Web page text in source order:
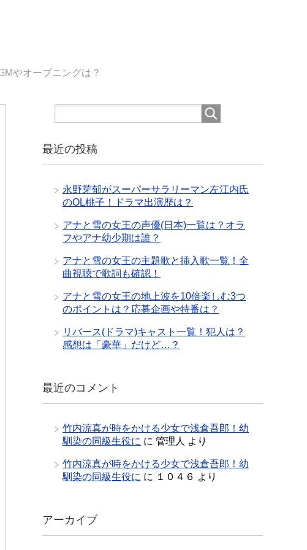
やオープニングは？
最近の投稿
永野芽郁がスーパーサラリーマン左江内氏
のOL桃子！ドラマ出演歴は？
アナと雪の女王の声優(日本)一覧は？オラ
フやアナ幼少期は誰？
アナと雪の女王の主題歌と挿入歌一覧！全
曲視聴で歌詞も確認！
アナと雪の女王の地上波を10倍楽しむ3つ
のポイントは？応募企画や特番は？
リバース(ドラマ)キャスト一覧！犯人は？
感想は「豪華」だけど…？
最近のコメント
竹内涼真が時をかける少女で浅倉吾郎！幼
馴染の同級生役に に 管理人 より
竹内涼真が時をかける少女で浅倉吾郎！幼
馴染の同級生役に に １０４６ より
アーカイブ